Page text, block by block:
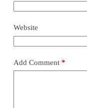
Website
Add Comment*